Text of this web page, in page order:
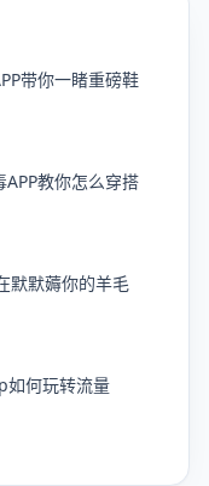
带你一睹重磅鞋
教你怎么穿搭
默默薅你的羊毛
如何玩转流量